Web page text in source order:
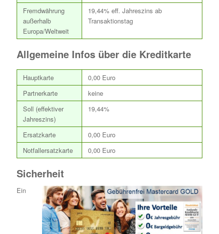
Fremdwährung
außerhalb
Europa/Weltweit
19,44% eff. Jahreszins ab
Transaktionstag
Allgemeine Infos über die Kreditkarte
Hauptkarte
0,00 Euro
Partnerkarte
keine
Soll (effektiver
Jahreszins)
19,44%
Ersatzkarte
0,00 Euro
Notfallersatzkarte
0,00 Euro
Sicherheit
Ein